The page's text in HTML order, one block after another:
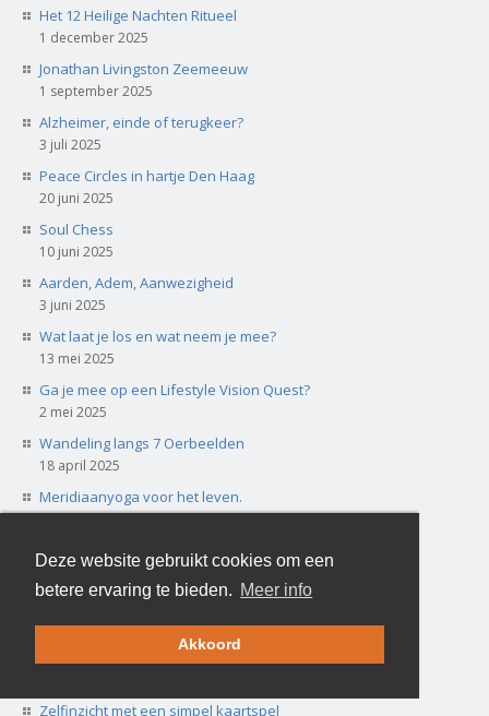
Deze website gebruikt cookies om een
betere ervaring te bieden. Meer info
Akkoord
Het 12 Heilige Nachten Ritueel
1 december 2025
Jonathan Livingston Zeemeeuw
1 september 2025
Alzheimer, einde of terugkeer?
3 juli 2025
Peace Circles in hartje Den Haag
20 juni 2025
Soul Chess
10 juni 2025
Aarden, Adem, Aanwezigheid
3 juni 2025
Wat laat je los en wat neem je mee?
13 mei 2025
Ga je mee op een Lifestyle Vision Quest?
2 mei 2025
Wandeling langs 7 Oerbeelden
18 april 2025
Meridiaanyoga voor het leven.
21 februari 2025
De Energie van Sterven
13 oktober 2024
De Nan Yar Travel Kit: Kwetsbaarheid
23 januari 2024
Zelfinzicht met een simpel kaartspel